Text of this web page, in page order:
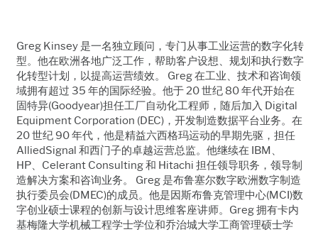
Greg Kinsey 是一名独立顾问，专门从事工业运营的数字化转
型。他在欧洲各地广泛工作，帮助客户设想、规划和执行数字
化转型计划，以提高运营绩效。 Greg 在工业、技术和咨询领
域拥有超过 35 年的国际经验。他于 20 世纪 80 年代开始在
固特异(Goodyear)担任工厂自动化工程师，随后加入 Digital
Equipment Corporation (DEC)，开发制造数据平台业务。在
20 世纪 90 年代，他是精益六西格玛运动的早期先驱，担任
AlliedSignal 和西门子的卓越运营总监。他继续在 IBM、
HP、Celerant Consulting 和 Hitachi 担任领导职务，领导制
造解决方案和咨询业务。 Greg 是布鲁塞尔数字欧洲数字制造
执行委员会(DMEC)的成员。他是因斯布鲁克管理中心(MCI)数
字创业硕士课程的创新与设计思维客座讲师。Greg 拥有卡内
基梅隆大学机械工程学士学位和乔治城大学工商管理硕士学